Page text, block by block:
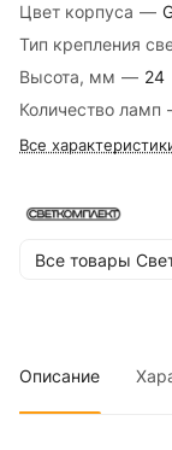
Цвет корпуса —
Тип крепления
Высота, мм — 24
Количество ламп
Все
Все товары
Описание